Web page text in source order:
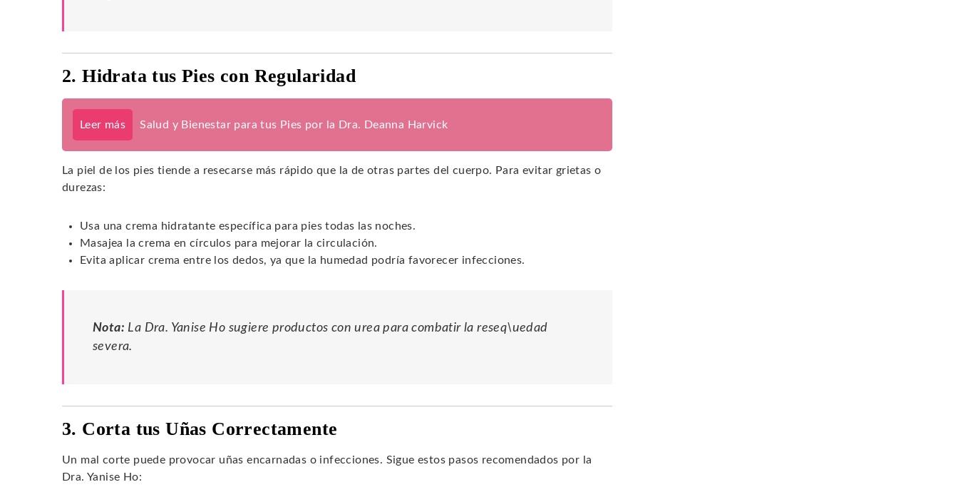
2. Hidrata tus Pies con Regularidad
Leer más Salud y Bienestar para tus Pies por la Dra. Deanna Harvick
La piel de los pies tiende a resecarse más rápido que la de otras partes del cuerpo. Para evitar grietas o
durezas:
Usa una crema hidratante específica para pies todas las noches.
Masajea la crema en círculos para mejorar la circulación.
Evita aplicar crema entre los dedos, ya que la humedad podría favorecer infecciones.
Nota: La Dra. Yanise Ho sugiere productos con urea para combatir la reseq\uedad
severa.
3. Corta tus Uñas Correctamente
Un mal corte puede provocar uñas encarnadas o infecciones. Sigue estos pasos recomendados por la
Dra. Yanise Ho: